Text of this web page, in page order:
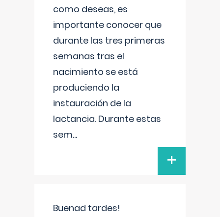
como deseas, es
importante conocer que
durante las tres primeras
semanas tras el
nacimiento se está
produciendo la
instauración de la
lactancia. Durante estas
sem...
+
Buenad tardes!